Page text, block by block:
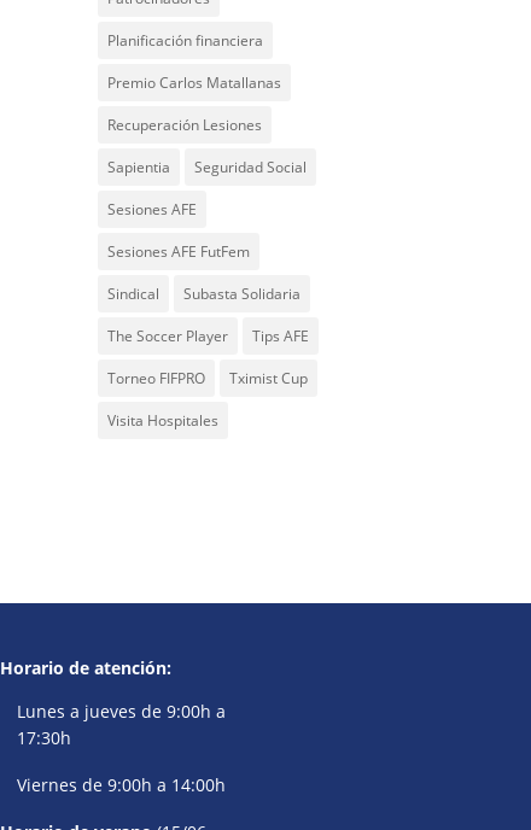
Planificación financiera
Premio Carlos Matallanas
Recuperación Lesiones
Sapientia Seguridad Social
Sesiones AFE
Sesiones AFE FutFem
Sindical Subasta Solidaria
The Soccer Player Tips AFE
Torneo FIFPRO Tximist Cup
Visita Hospitales
Horario de atención:
Lunes a jueves de 9:00h a
17:30h
Viernes de 9:00h a 14:00h